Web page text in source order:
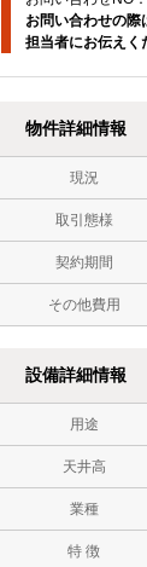
お問い合わせの際
担当者にお伝えく
物件詳細情報
現況
取引態様
契約期間
その他費用
設備詳細情報
用途
天井高
業種
特 徴